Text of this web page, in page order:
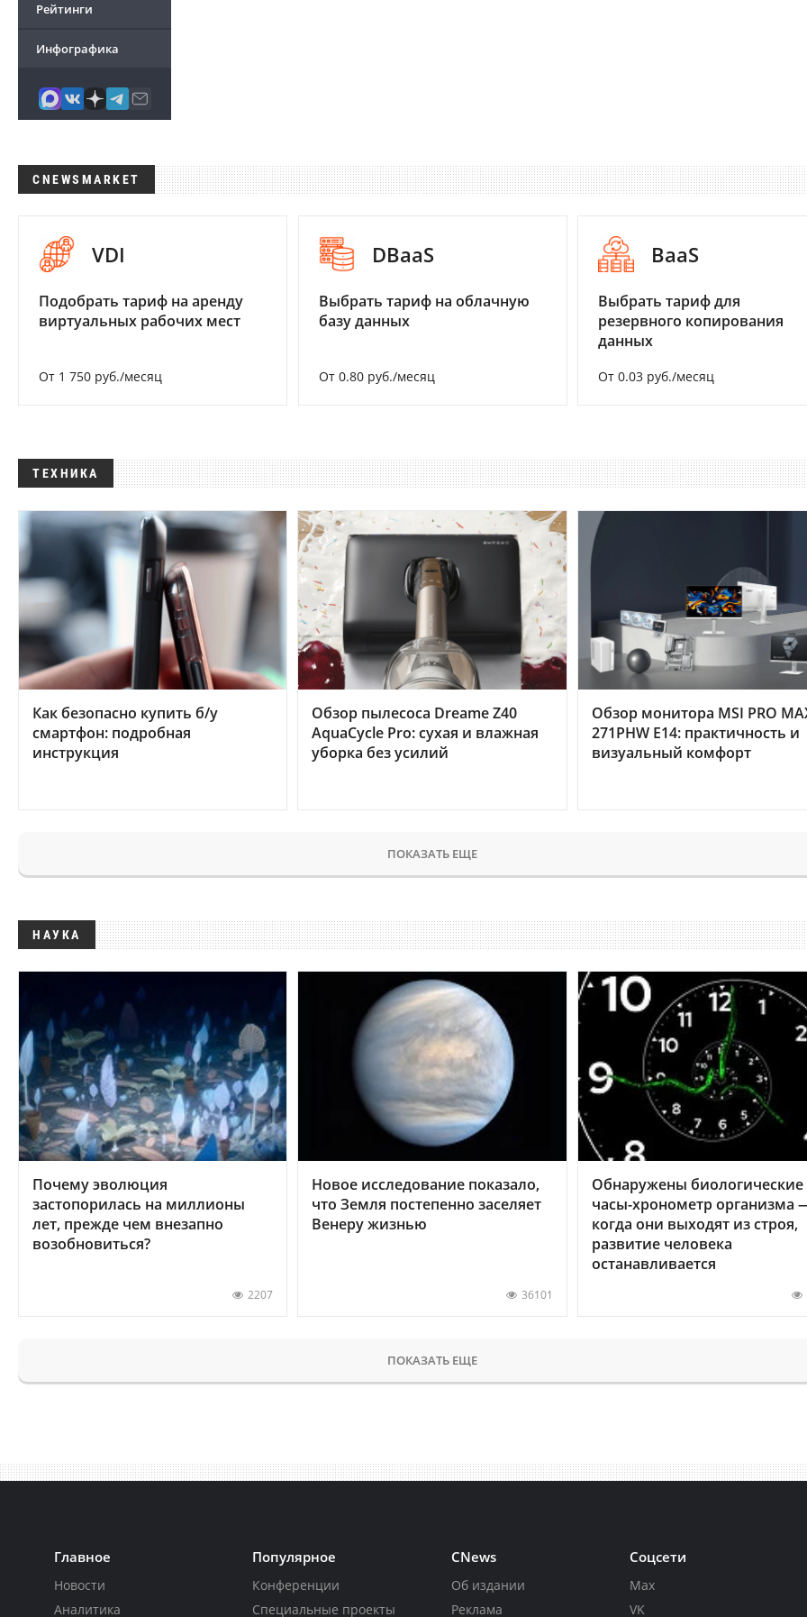
Рейтинги
Инфографика
CNEWSMARKET
VDI
Подобрать тариф на аренду
виртуальных рабочих мест
От 1 750 руб./месяц
DBaaS
Выбрать тариф на облачную
базу данных
От 0.80 руб./месяц
BaaS
Выбрать тариф для
резервного копирования
данных
От 0.03 руб./месяц
ТЕХНИКА
Как безопасно купить б/у
смартфон: подробная
инструкция
Обзор пылесоса Dreame Z40
AquaCycle Pro: сухая и влажная
уборка без усилий
Обзор монитора MSI PRO
271PHW E14: практичность и
визуальный комфорт
ПОКАЗАТЬ ЕЩЕ
НАУКА
Почему эволюция
застопорилась на миллионы
лет, прежде чем внезапно
возобновиться?
2207
Новое исследование показало,
что Земля постепенно заселяет
Венеру жизнью
36101
Обнаружены биологические
часы-хронометр организма
когда они выходят из строя,
развитие человека
останавливается
ПОКАЗАТЬ ЕЩЕ
Главное
Новости
Аналитика
Популярное
Конференции
Специальные проекты
CNews
Об издании
Реклама
Соцсети
Max
VK